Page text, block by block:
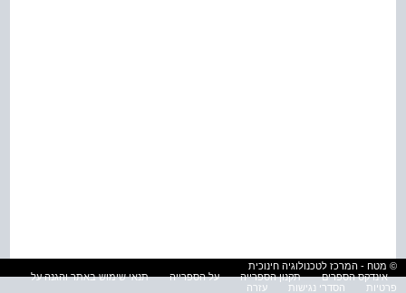
© מטח - המרכז לטכנולוגיה חינוכית
אינדקס הספרים
תקנון הספרייה על הספרייה
תנאי שימוש באתר והגנה על
פרטיות
הסדרי נגישות עזרה